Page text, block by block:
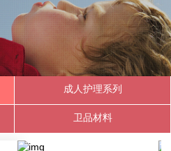
成人护理系列
卫品材料